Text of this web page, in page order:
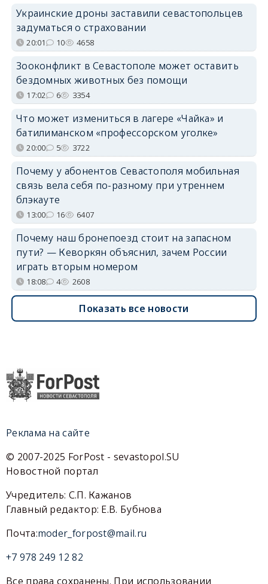
Украинские дроны заставили севастопольцев
задуматься о страховании
20:01 10 4658
Зооконфликт в Севастополе может оставить
бездомных животных без помощи
17:02 6 3354
Что может измениться в лагере «Чайка» и
батилиманском «профессорском уголке»
20:00 5 3722
Почему у абонентов Севастополя мобильная
связь вела себя по-разному при утреннем
блэкауте
13:00 16 6407
Почему наш бронепоезд стоит на запасном
пути? — Кеворкян объяснил, зачем России
играть вторым номером
18:08 4 2608
Показать все новости
Реклама на сайте
© 2007-2025 ForPost - sevastopol.SU
Новостной портал
Учредитель: С.П. Кажанов
Главный редактор: Е.В. Бубнова
Почта:moder_forpost@mail.ru
+7 978 249 12 82
Все права сохранены. При использовании